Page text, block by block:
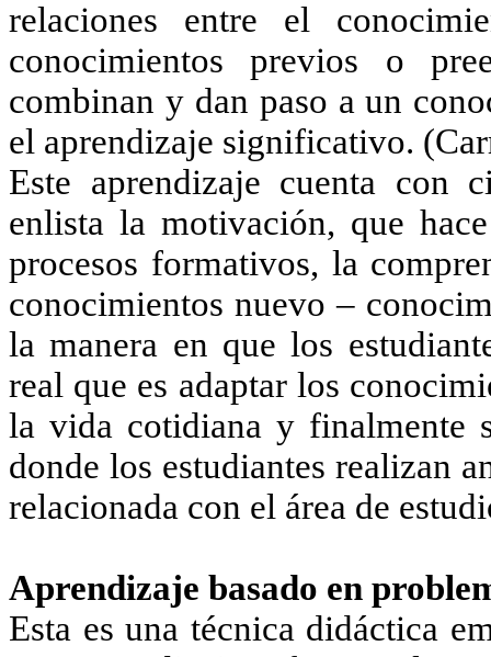
relaciones entre el
conocimientos previos o
combinan y dan paso a un
el aprendizaje significativo.
Este aprendizaje cuenta con
enlista la motivación, que
procesos formativos, la
conocimientos nuevo –
la manera en que los
real que es adaptar los
la vida cotidiana y finalmente
donde los estudiantes realizan
relacionada con el área de
Aprendizaje basado en
Esta es una técnica didáctica